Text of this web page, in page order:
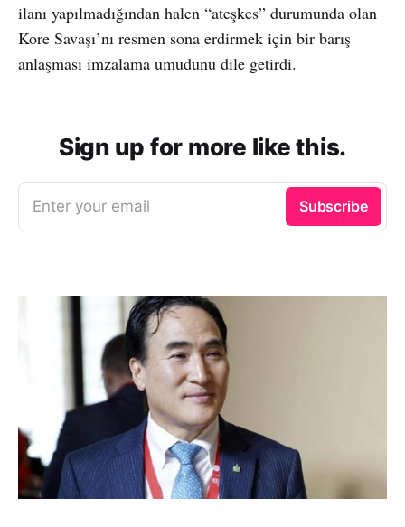
ilanı yapılmadığından halen “ateşkes” durumunda olan
Kore Savaşı’nı resmen sona erdirmek için bir barış
anlaşması imzalama umudunu dile getirdi.
Sign up for more like this.
Enter your email Subscribe